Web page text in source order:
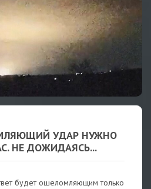
УДАР НУЖНО
НЕ ДОЖИДАЯСЬ...
будет ошеломляющим только